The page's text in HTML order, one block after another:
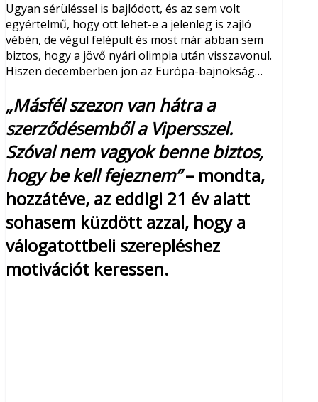
Ugyan sérüléssel is bajlódott, és az sem volt
egyértelmű, hogy ott lehet-e a jelenleg is zajló
vébén, de végül felépült és most már abban sem
biztos, hogy a jövő nyári olimpia után visszavonul.
Hiszen decemberben jön az Európa-bajnokság…
„Másfél szezon van hátra a
szerződésemből a Vipersszel.
Szóval nem vagyok benne biztos,
hogy be kell fejeznem”– mondta,
hozzátéve, az eddigi 21 év alatt
sohasem küzdött azzal, hogy a
válogatottbeli szerepléshez
motivációt keressen.